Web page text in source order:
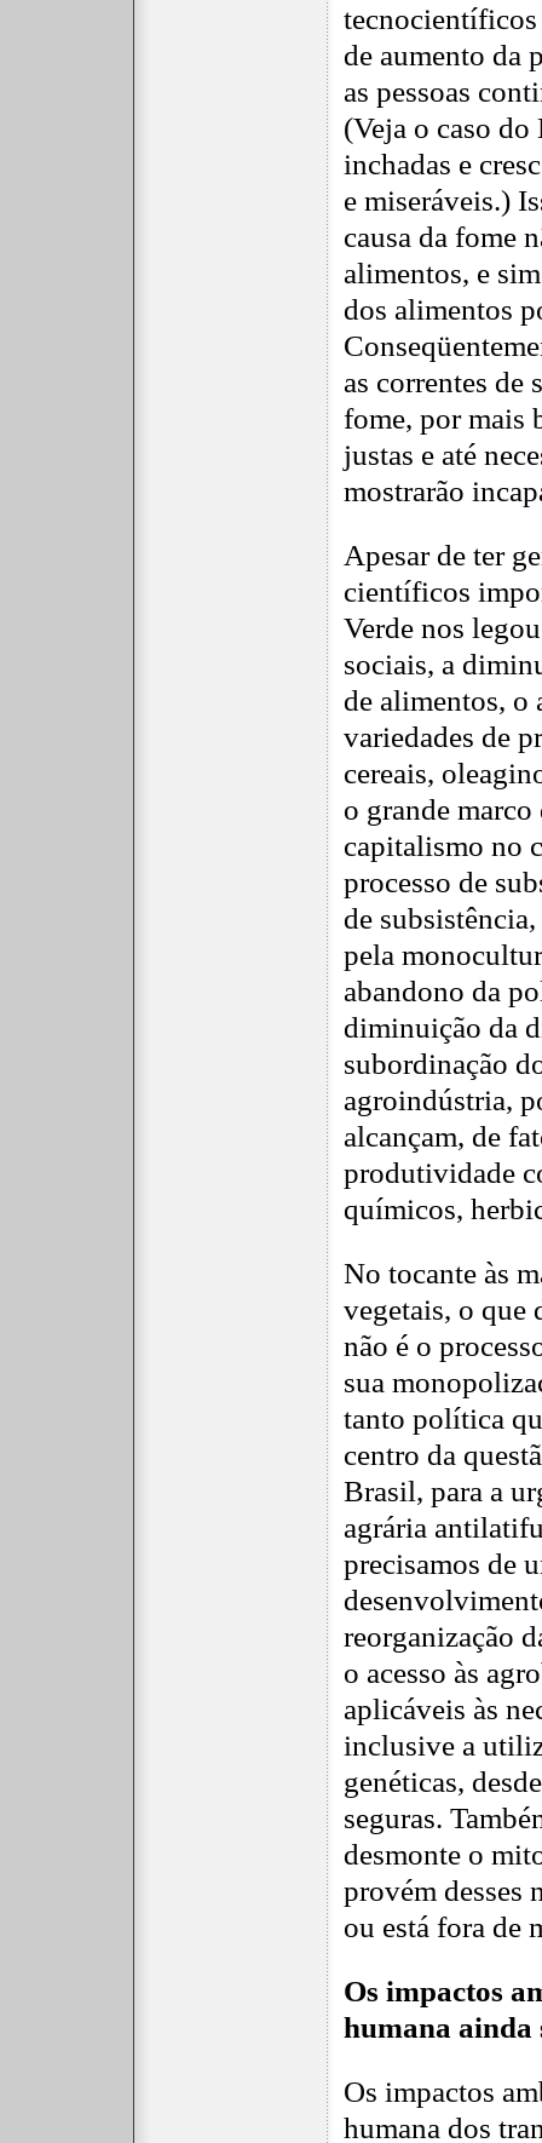
de aumento da
as pessoas
(Veja o caso
inchadas e
e miseráveis.)
causa da fome
alimentos, e
dos alimentos
as correntes de
fome, por mais
justas e até
mostrarão
Apesar de ter
científicos
Verde nos
sociais, a
de alimentos, o
variedades de
cereais,
o grande marco
capitalismo no
processo de
de
pela
abandono da
diminuição da
subordinação
agroindústria,
alcançam, de
produtividade
químicos,
No tocante às
vegetais, o que
não é o
sua
tanto política
centro da
Brasil, para a
agrária
precisamos de
reorganização
o acesso às
aplicáveis às
inclusive a
genéticas,
seguras.
desmonte o
provém desses
ou está fora de
Os impactos
humana ainda
Os impactos
humana dos